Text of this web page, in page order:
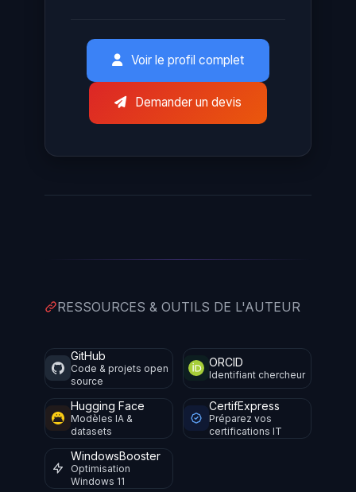
Voir le profil complet
Demander un devis
RESSOURCES & OUTILS DE L'AUTEUR
GitHub
Code & projets open
source
ORCID
Identifiant chercheur
Hugging Face
Modèles IA &
datasets
CertifExpress
Préparez vos
certifications IT
WindowsBooster
Optimisation
Windows 11